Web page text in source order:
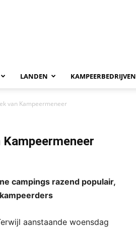
LANDEN KAMPEERBEDRIJVEN
van Kampeermeneer
campings razend populair,
aanstaande woensdag